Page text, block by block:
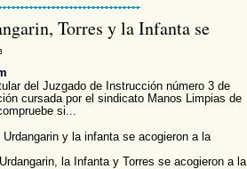
Torres y la Infanta se
del Juzgado de Instrucción número 3 de
cursada por el sindicato Manos Limpias de
si...
y la infanta se acogieron a la
la Infanta y Torres se acogieron a la